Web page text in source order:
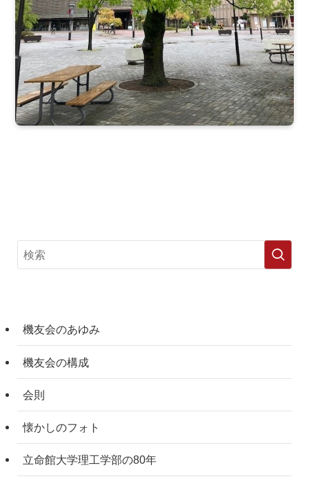
機友会のあゆみ
機友会の構成
会則
懐かしのフォト
立命館大学理工学部の80年